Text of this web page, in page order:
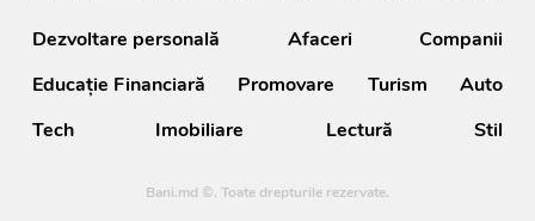
Dezvoltare personală
Afaceri
Companii
Educație Financiară
Promovare Turism
Auto
Tech
Imobiliare Lectură Stil
Bani.md ©. Toate drepturile rezervate.